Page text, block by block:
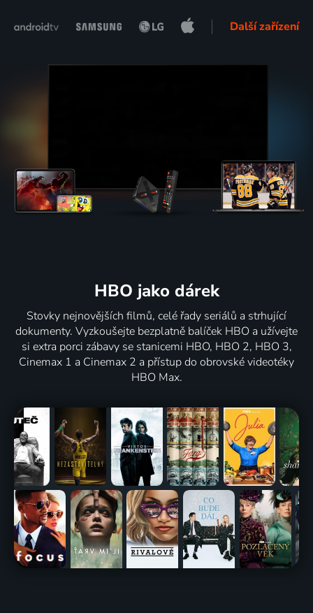
Další zařízení
HBO jako dárek
Stovky nejnovějších filmů, celé řady seriálů a strhující
dokumenty. Vyzkoušejte bezplatně balíček HBO a užívejte
si extra porci zábavy se stanicemi HBO, HBO 2, HBO 3,
Cinemax 1 a Cinemax 2 a přístup do obrovské videotéky
HBO Max.